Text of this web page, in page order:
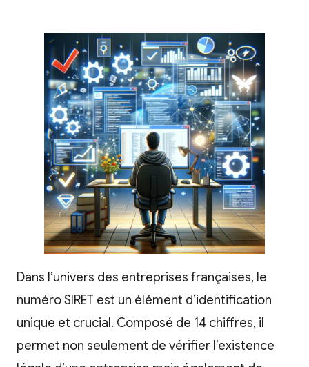
Dans l’univers des entreprises françaises, le
numéro SIRET est un élément d’identification
unique et crucial. Composé de 14 chiffres, il
permet non seulement de vérifier l’existence